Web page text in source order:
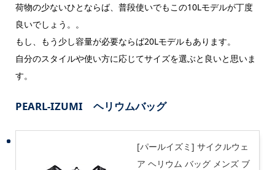
荷物の少ないひとならば、普段使いでもこの10Lモデルが丁度
良いでしょう。。
もし、もう少し容量が必要ならば20Lモデルもあります。
自分のスタイルや使い方に応じてサイズを選ぶと良いと思いま
す。
PEARL-IZUMI ヘリウムバッグ
[パールイズミ] サイクルウェ
ア ヘリウム バッグ メンズ ブ